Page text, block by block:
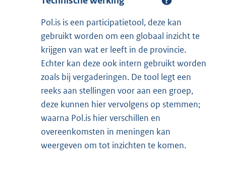
Pol.is is een participatietool, deze kan
gebruikt worden om een globaal inzicht te
krijgen van wat er leeft in de provincie.
Echter kan deze ook intern gebruikt worden
zoals bij vergaderingen. De tool legt een
reeks aan stellingen voor aan een groep,
deze kunnen hier vervolgens op stemmen;
waarna Pol.is hier verschillen en
overeenkomsten in meningen kan
weergeven om tot inzichten te komen.